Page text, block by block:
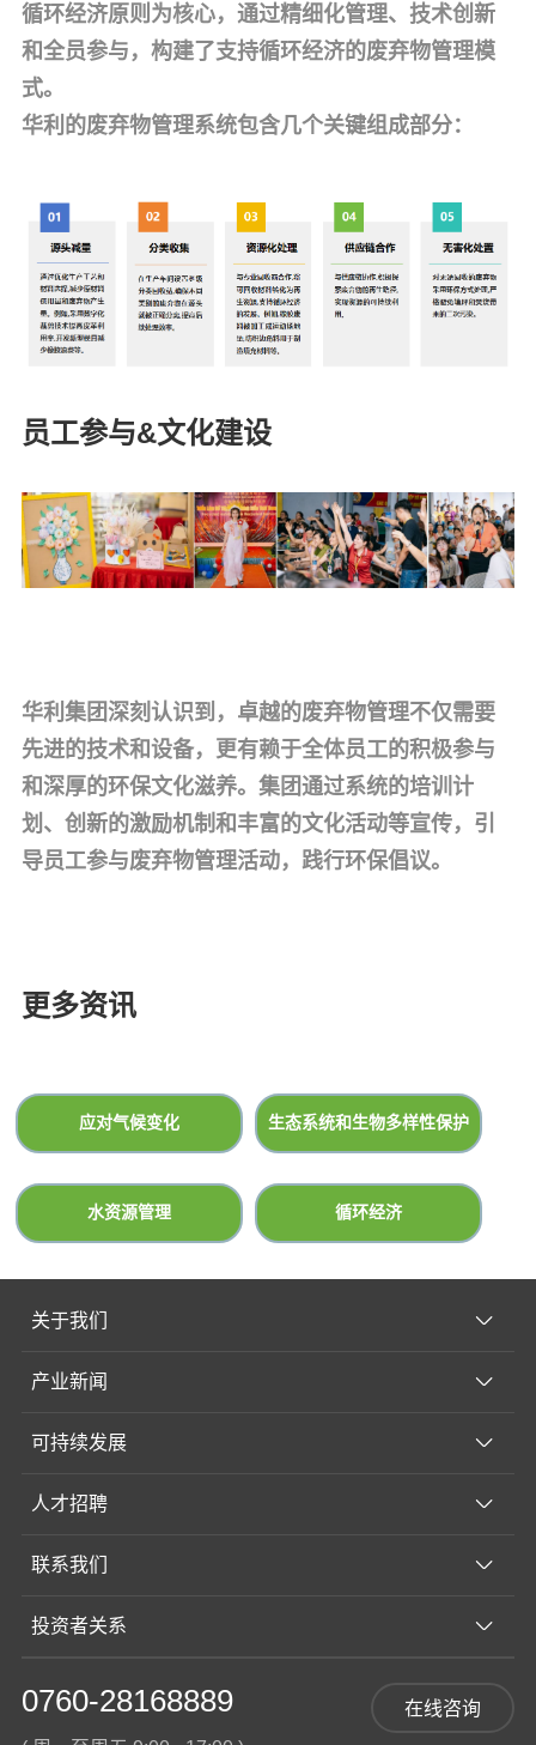
循环经济原则为核心，通过精细化管理、技术创新
和全员参与，构建了支持循环经济的废弃物管理模
式。
华利的废弃物管理系统包含几个关键组成部分：
员工参与&文化建设
华利集团深刻认识到，卓越的废弃物管理不仅需要
先进的技术和设备，更有赖于全体员工的积极参与
和深厚的环保文化滋养。集团通过系统的培训计
划、创新的激励机制和丰富的文化活动等宣传，引
导员工参与废弃物管理活动，践行环保倡议。
更多资讯
应对气候变化 生态系统和生物多样性保护
水资源管理 ‍循环经济
关于我们
产业新闻
可持续发展
人才招聘
联系我们
投资者关系
0760-28168889 在线咨询